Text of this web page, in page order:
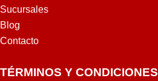
Sucursales
Blog
Contacto
TÉRMINOS Y CONDICIONES